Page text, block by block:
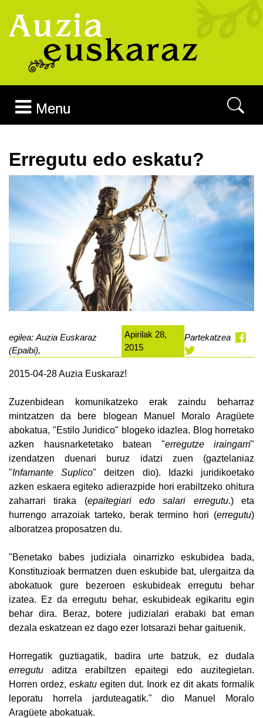
Menu
Erregutu edo eskatu?
egilea: Auzia Euskaraz
(Epaibi),
Apirilak 28,
2015
Partekatzea
2015-04-28 Auzia Euskaraz!
Zuzenbidean komunikatzeko erak zaindu beharraz
mintzatzen da bere blogean Manuel Moralo Aragüete
abokatua, "Estilo Juridico" blogeko idazlea. Blog horretako
azken hausnarketetako batean "erregutze iraingarri"
izendatzen duenari buruz idatzi zuen (gaztelaniaz
"Infamante Suplico" deitzen dio). Idazki juridikoetako
azken eskaera egiteko adierazpide hori erabiltzeko ohitura
zaharrari tiraka (epaitegiari edo salari erregutu.) eta
hurrengo arrazoiak tarteko, berak termino hori (erregutu)
alboratzea proposatzen du.
"Benetako babes judiziala oinarrizko eskubidea bada,
Konstituzioak bermatzen duen eskubide bat, ulergaitza da
abokatuok gure bezeroen eskubideak erregutu behar
izatea. Ez da erregutu behar, eskubideak egikaritu egin
behar dira. Beraz, botere judizialari erabaki bat eman
dezala eskatzean ez dago ezer lotsarazi behar gaituenik.
Horregatik guztiagatik, badira urte batzuk, ez dudala
erregutuaditza erabiltzen epaitegi edo auzitegietan.
Horren ordez, eskatu egiten dut. Inork ez dit akats formalik
leporatu horrela jarduteagatik." dio Manuel Moralo
Aragüete abokatuak.